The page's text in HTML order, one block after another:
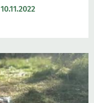
10.11.2022